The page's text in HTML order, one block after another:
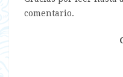
comentario.